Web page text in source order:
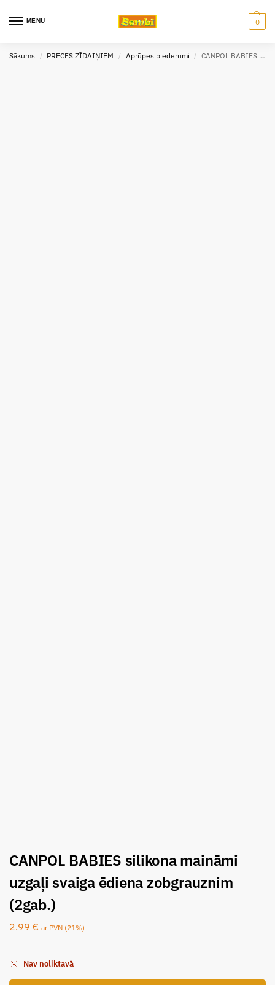
MENU 0
Sākums / PRECES ZĪDAIŅIEM / Aprūpes piederumi / CANPOL BABIES silikona maināmi uzgaļi svaiga ēdiena zobgrauznim (2gab.)
CANPOL BABIES silikona maināmi
uzgaļi svaiga ēdiena zobgrauznim
(2gab.)
2.99 € ar PVN (21%)
Nav noliktavā